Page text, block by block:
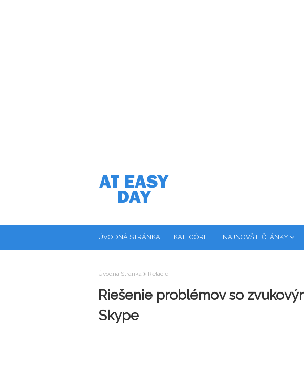
ÚVODNÁ STRÁNKA KATEGÓRIE NAJNOVŠIE ČLÁNKY
Úvodná Stránka Relácie
Riešenie problémov so
Skype